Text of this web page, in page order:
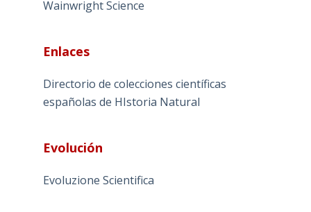
Wainwright Science
Enlaces
Directorio de colecciones científicas
españolas de HIstoria Natural
Evolución
Evoluzione Scientifica